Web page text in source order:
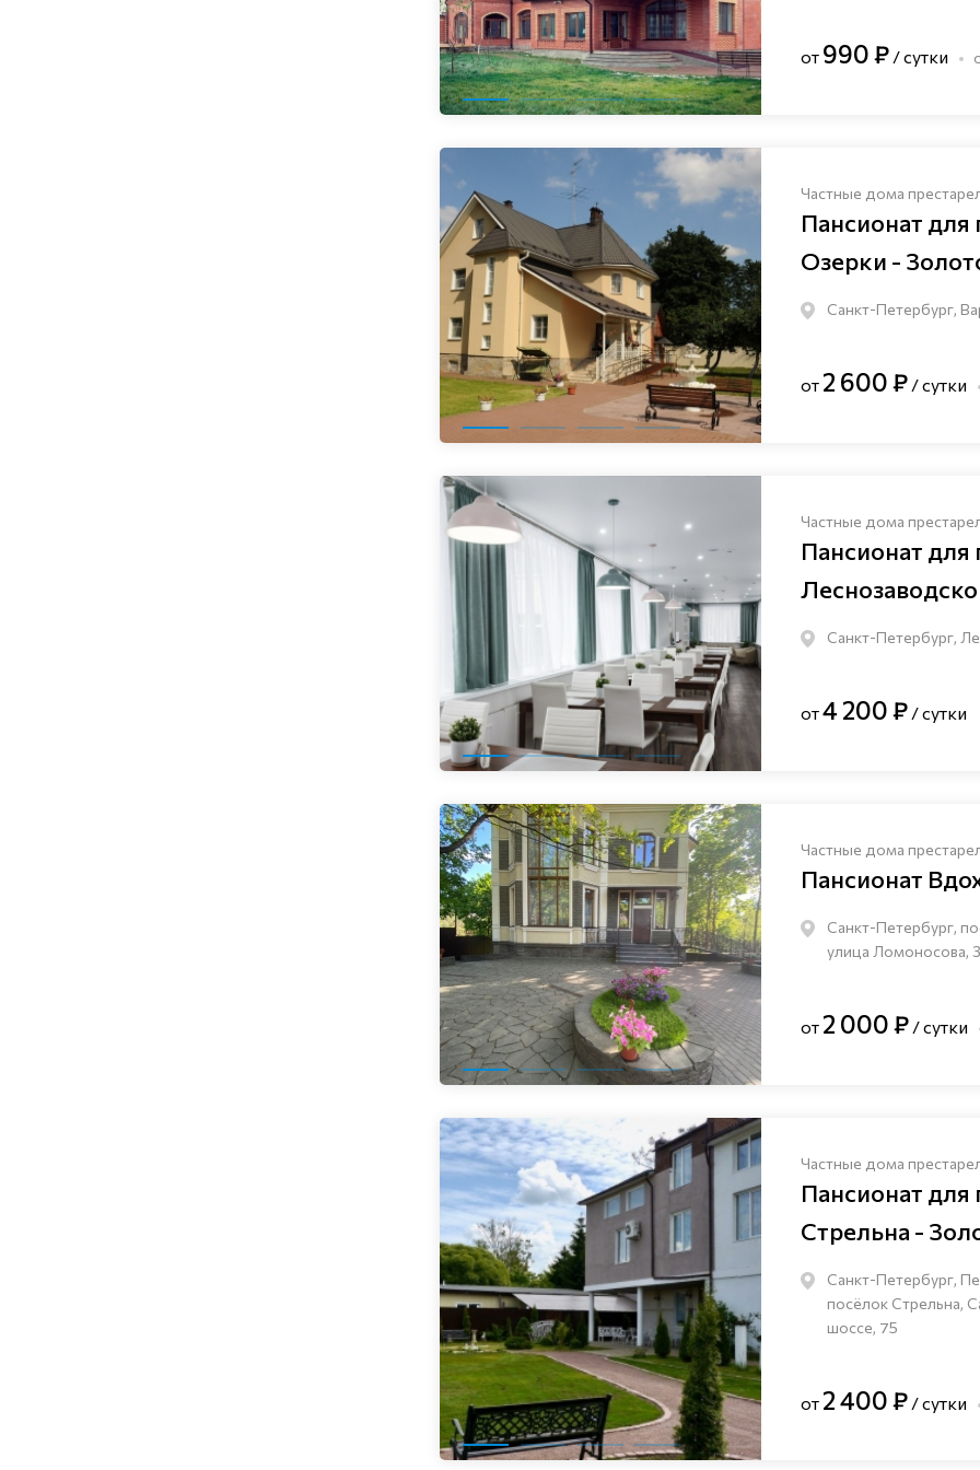
от 990 ₽ / сутки
Частные дома
Пансионат
Озерки -
Санкт-Петербург,
от 2 600 ₽ / сутки
Частные дома
Пансионат
Санкт-Петербург,
от4 200 ₽ / сутки
Частные дома
Пансионат
Санкт-Петербург,
улица Ломоносова,
от 2 000 ₽ / сутки
Частные дома
Пансионат
Стрельна -
Санкт-Петербург,
посёлок Стрельна,
шоссе, 75
от 2 400 ₽ / сутки